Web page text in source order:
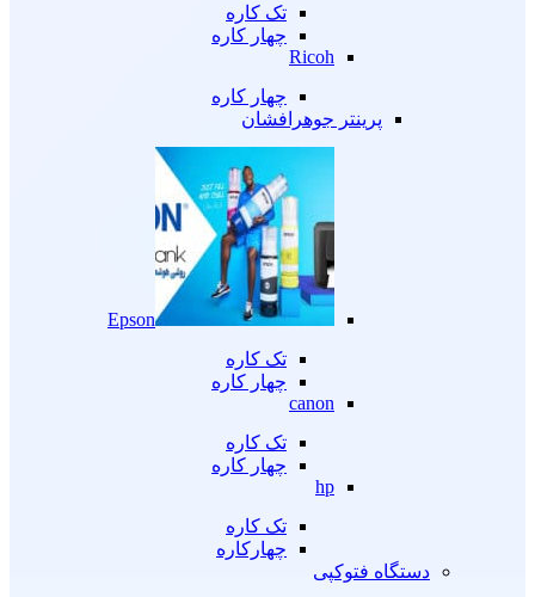
تک کاره
چهار کاره
Ricoh
چهار کاره
پرینتر جوهرافشان
Epson
تک کاره
چهار کاره
canon
تک کاره
چهار کاره
hp
تک کاره
چهارکاره
دستگاه فتوکپی